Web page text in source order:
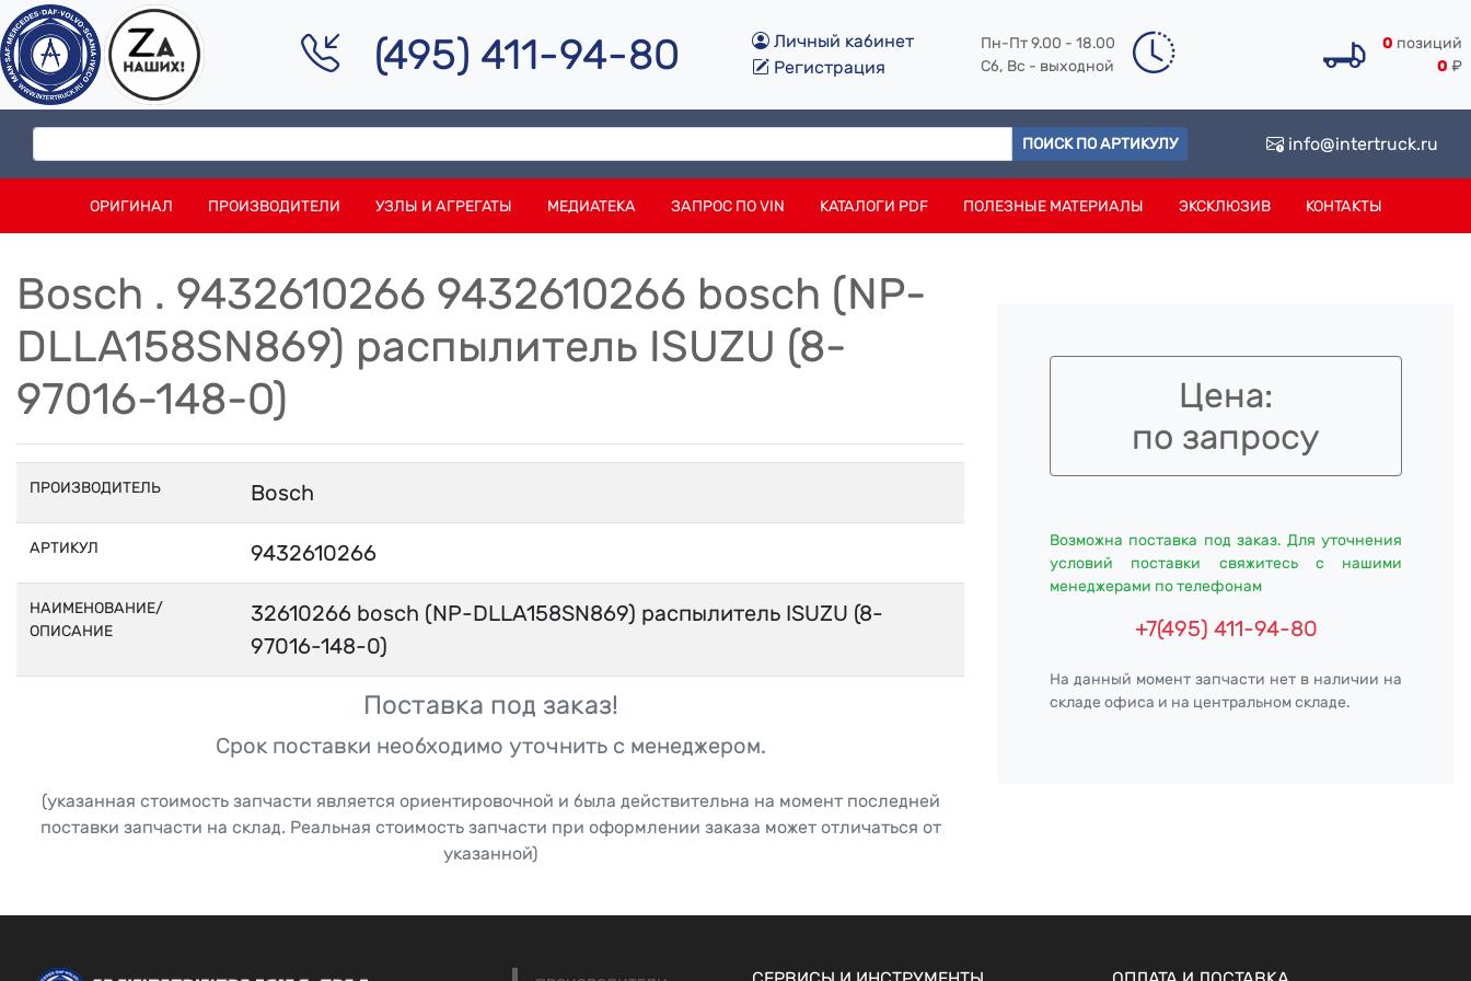
(495) 411-94-80
Личный кабинет
Регистрация
Пн-Пт 9.00 - 18.00
Сб, Вс - выходной
0 позиций
0 ₽
ПОИСК ПО АРТИКУЛУ info@intertruck.ru
ОРИГИНАЛ ПРОИЗВОДИТЕЛИ УЗЛЫ И АГРЕГАТЫ МЕДИАТЕКА ЗАПРОС ПО VIN КАТАЛОГИ PDF ПОЛЕЗНЫЕ МАТЕРИАЛЫ ЭКСКЛЮЗИВ КОНТАКТЫ
Bosch . 9432610266 9432610266 bosch (NP-
DLLA158SN869) распылитель ISUZU (8-
97016-148-0)
ПРОИЗВОДИТЕЛЬ Bosch
АРТИКУЛ 9432610266
НАИМЕНОВАНИЕ/
ОПИСАНИЕ
32610266 bosch (NP-DLLA158SN869) распылитель ISUZU (8-
97016-148-0)
Поставка под заказ!
Срок поставки необходимо уточнить с менеджером.
(указанная стоимость запчасти является ориентировочной и была действительна на момент последней
поставки запчасти на склад. Реальная стоимость запчасти при оформлении заказа может отличаться от
указанной)
Цена:
по запросу
Возможна поставка под заказ. Для уточнения
условий поставки свяжитесь с нашими
менеджерами по телефонам
+7(495) 411-94-80
На данный момент запчасти нет в наличии на
складе офиса и на центральном складе.